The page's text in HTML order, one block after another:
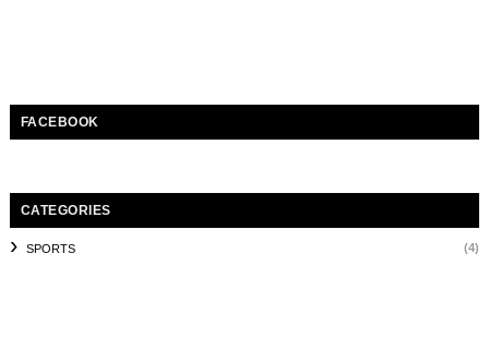
FACEBOOK
CATEGORIES
SPORTS (4)